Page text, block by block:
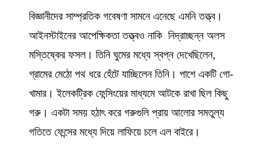
বিজ্ঞানীদের সাম্প্রতিক গবেষণা সামনে এনেছে এমনি তত্ত্ব।
আইনস্টাইনের আপেক্ষিকতা তত্ত্বও নাকি নিদ্রাচ্ছন্ন অলস
মস্তিষ্কের ফসল। তিনি ঘুমের মধ্যে স্বপ্ন দেখেছিলেন,
গ্রামের মেঠো পথ ধরে হেঁটে যাচ্ছিলেন তিনি। পাশে একটি গো-
খামার। ইলেকট্রিক ফেন্সিংয়ের মাধ্যমে আটকে রাখা ছিল কিছু
গরু। একটা সময় হঠাৎ করে গরুগুলি প্রায় আলোর সমতুল্য
গতিতে ফেন্সের মধ্যে দিয়ে লাফিয়ে চলে এল বাইরে।